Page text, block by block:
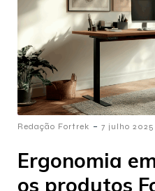
Redação Fortrek - 7 julho 2025
Ergonomia
os produtos